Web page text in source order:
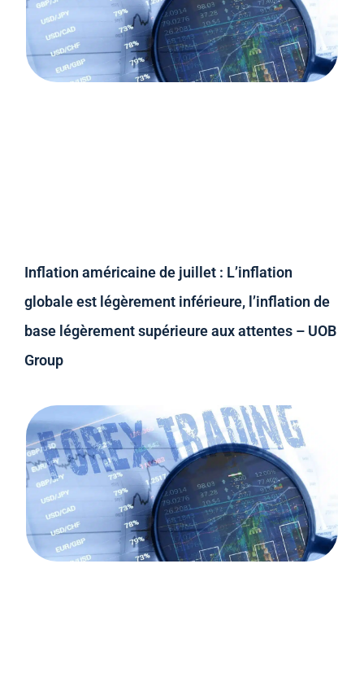
Inflation américaine de juillet : L’inflation
globale est légèrement inférieure, l’inflation de
base légèrement supérieure aux attentes – UOB
Group